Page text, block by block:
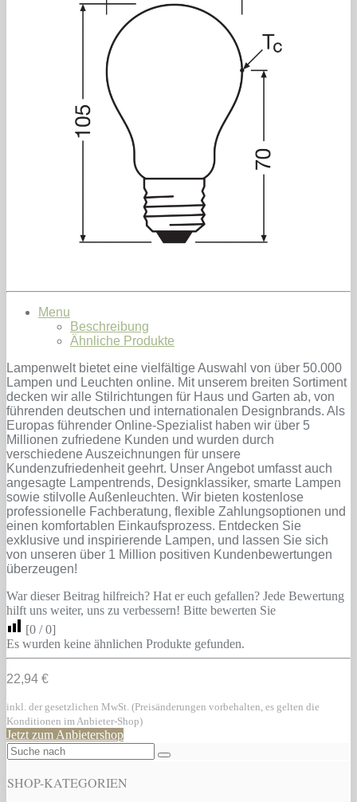
Menu
Beschreibung
Ähnliche Produkte
Lampenwelt bietet eine vielfältige Auswahl von über 50.000
Lampen und Leuchten online. Mit unserem breiten Sortiment
decken wir alle Stilrichtungen für Haus und Garten ab, von
führenden deutschen und internationalen Designbrands. Als
Europas führender Online-Spezialist haben wir über 5
Millionen zufriedene Kunden und wurden durch
verschiedene Auszeichnungen für unsere
Kundenzufriedenheit geehrt. Unser Angebot umfasst auch
angesagte Lampentrends, Designklassiker, smarte Lampen
sowie stilvolle Außenleuchten. Wir bieten kostenlose
professionelle Fachberatung, flexible Zahlungsoptionen und
einen komfortablen Einkaufsprozess. Entdecken Sie
exklusive und inspirierende Lampen, und lassen Sie sich
von unseren über 1 Million positiven Kundenbewertungen
überzeugen!
War dieser Beitrag hilfreich? Hat er euch gefallen? Jede Bewertung
hilft uns weiter, uns zu verbessern! Bitte bewerten Sie
[0 /0]
Es wurden keine ähnlichen Produkte gefunden.
22,94 €
inkl. der gesetzlichen MwSt. (Preisänderungen vorbehalten, es gelten die
Konditionen im Anbieter-Shop)
Jetzt zum Anbietershop
SHOP-KATEGORIEN